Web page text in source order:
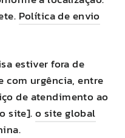
Política de envio
estiver fora de
com urgência, entre
de atendimento ao
site].o site global
.